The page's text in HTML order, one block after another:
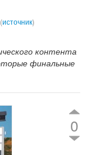
(источник)
контента
финальные
0